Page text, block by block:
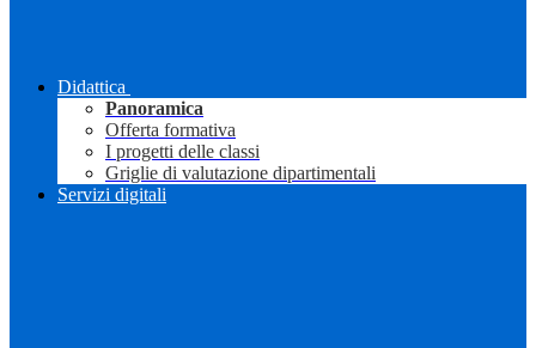
Didattica
Panoramica
Offerta formativa
I progetti delle classi
Griglie di valutazione dipartimentali
Servizi digitali